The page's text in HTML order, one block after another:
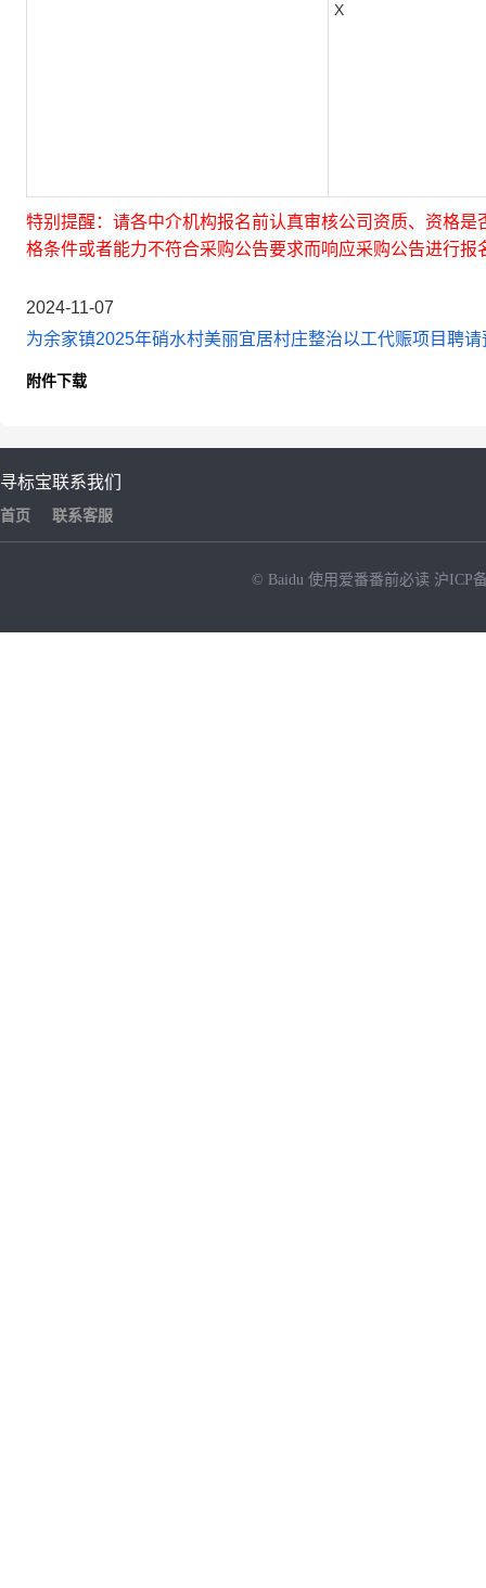
X
特别提醒：请各中介机构报名前认真审核公司资质、资格
格条件或者能力不符合采购公告要求而响应采购公告进行报
2024-11-07
为余家镇2025年硝水村美丽宜居村庄整治以工代赈项目聘
附件下载
寻标宝
首页
联系我们
联系客服
© Baidu 使用爱番番前必读 沪ICP